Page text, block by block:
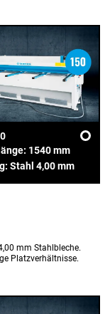
1540 mm
Stahl 4,00 mm
mm Stahlbleche.
Platzverhältnisse.